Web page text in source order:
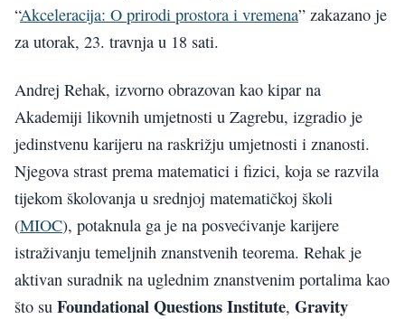
“Akceleracija: O prirodi prostora i vremena” zakazano je
za utorak, 23. travnja u 18 sati.
Andrej Rehak, izvorno obrazovan kao kipar na
Akademiji likovnih umjetnosti u Zagrebu, izgradio je
jedinstvenu karijeru na raskrižju umjetnosti i znanosti.
Njegova strast prema matematici i fizici, koja se razvila
tijekom školovanja u srednjoj matematičkoj školi
(MIOC), potaknula ga je na posvećivanje karijere
istraživanju temeljnih znanstvenih teorema. Rehak je
aktivan suradnik na uglednim znanstvenim portalima kao
što su Foundational Questions Institute, Gravity